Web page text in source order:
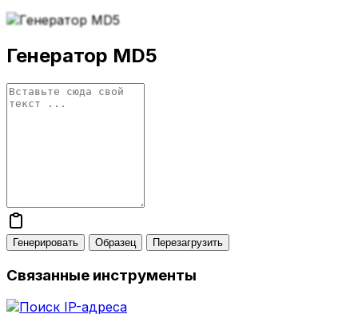
Генератор MD5
Генерировать Образец Перезагрузить
Связанные инструменты